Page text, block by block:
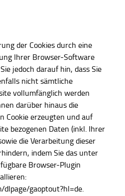
der Cookies durch eine
Ihrer Browser-Software
jedoch darauf hin, dass Sie
nicht sämtliche
vollumfänglich werden
darüber hinaus die
Cookie erzeugten und auf
bezogenen Daten (inkl. Ihrer
die Verarbeitung dieser
indem Sie das unter
Browser-Plugin
dlpage/gaoptout?hl=de.